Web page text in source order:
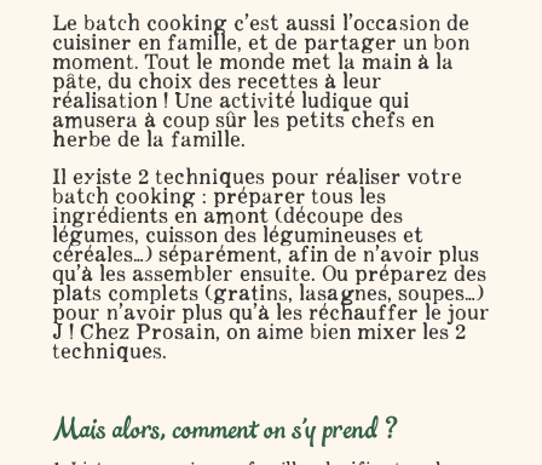
Le batch cooking c’est aussi l’occasion de
cuisiner en famille, et de partager un bon
moment. Tout le monde met la main à la
pâte, du choix des recettes à leur
réalisation ! Une activité ludique qui
amusera à coup sûr les petits chefs en
herbe de la famille.
Il existe 2 techniques pour réaliser votre
batch cooking : préparer tous les
ingrédients en amont (découpe des
légumes, cuisson des légumineuses et
céréales…) séparément, afin de n’avoir plus
qu’à les assembler ensuite. Ou préparez des
plats complets (gratins, lasagnes, soupes…)
pour n’avoir plus qu’à les réchauffer le jour
J ! Chez Prosain, on aime bien mixer les 2
techniques.
Mais alors, comment on s’y prend ?